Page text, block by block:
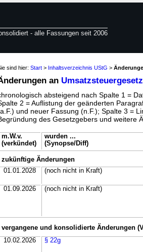
- alle Fassungen seit 2006
sind hier: Start > Inhaltsverzeichnis UStG >
an
absteigend nach Spalte 1 =
2 = Auflistung der geänderten
und neuer Fassung (n.F.); Spalte 3 =
des Gesetzgebers und weitere
m.W.v.
(verkündet)
wurden ...
(Synopse/Diff)
zukünftige Änderungen
01.01.2028
(noch nicht in Kraft)
01.09.2026
(noch nicht in Kraft)
vergangene und konsolidierte Änderungen
10.02.2026
§ 22g